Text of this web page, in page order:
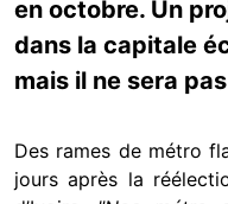
en octobre. Un
dans la capitale
mais il ne sera
Des rames de métro
jours après la